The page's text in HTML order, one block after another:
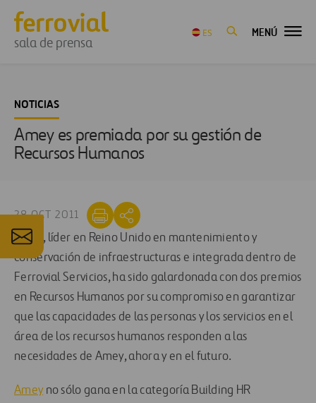
sala de prensa
ES MENÚ
NOTICIAS
Amey es premiada por su gestión de
Recursos Humanos
28 OCT 2011
Amey , líder en Reino Unido en mantenimiento y
conservación de infraestructuras e integrada dentro de
Ferrovial Servicios, ha sido galardonada con dos premios
en Recursos Humanos por su compromiso en garantizar
que las capacidades de las personas y los servicios en el
área de los recursos humanos responden a las
necesidades de Amey, ahora y en el futuro.
Ameyno sólo gana en la categoría Building HR